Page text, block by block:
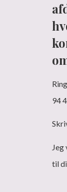
94
til